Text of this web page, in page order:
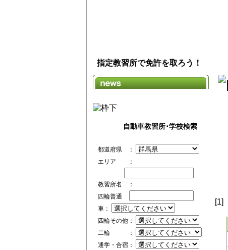
指定教習所で免許を取ろう！
自動車教習所･学校検索
都道府県 ：
エリア ：
教習所名 ：
四輪普通
車：
四輪その他：
二輪 ：
通学・合宿：
[1]